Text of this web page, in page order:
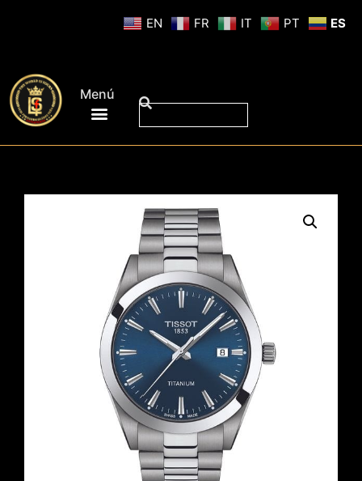
Menú
EN FR IT PT ES